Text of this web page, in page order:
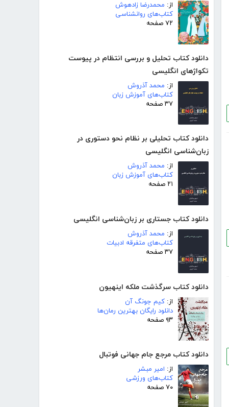
از: محمدرضا زادهوش
کتاب‌های روانشناسی
۷۲ صفحه
دانلود کتاب تحلیل و بررسی انتظام در پیوست
تکواژهای انگلیسی
از: محمد آذروش
کتاب‌های آموزش زبان
۳۷ صفحه
دانلود کتاب تحلیلی بر نظام نحو دستوری در
زبان‌شناسی انگلیسی
از: محمد آذروش
کتاب‌های آموزش زبان
۲۱ صفحه
دانلود کتاب جستاری بر زبان‌شناسی انگلیسی
از: محمد آذروش
کتاب‌های متفرقه ادبیات
۳۷ صفحه
دانلود کتاب سرگذشت ملکه اینهیون
از: کیم جونگ آن
دانلود رایگان بهترین رمان‌ها
۹۳ صفحه
دانلود کتاب مرجع جام جهانی فوتبال
از: امیر مبشر
کتاب‌های ورزشی
۷۰ صفحه